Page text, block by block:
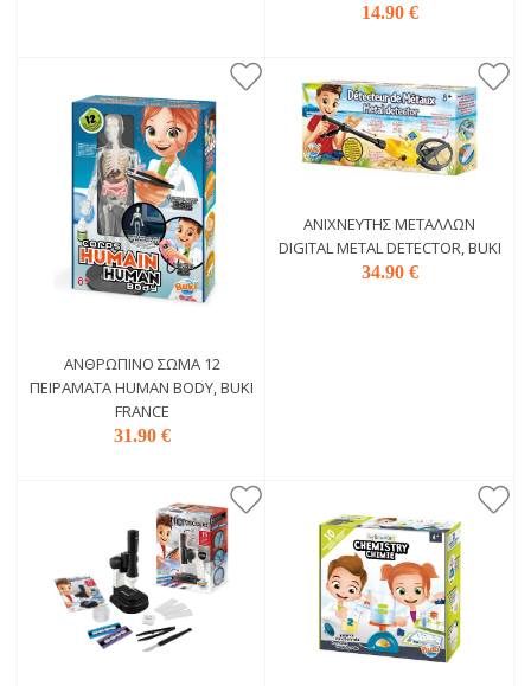
14.90 €
ΑΝΘΡΏΠΙΝΌ ΣΏΜΑ 12
ΠΕΙΡΆΜΑΤΑ HUMAN BODY, BUKI
FRANCE
31.90 €
ΑΝΙΧΝΕΥΤΉΣ ΜΕΤΆΛΛΩΝ
DIGITAL METAL DETECTOR, BUKI
34.90 €